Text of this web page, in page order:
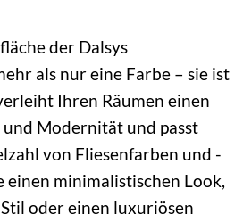
der Dalsys
als nur eine Farbe – sie ist
Ihren Räumen einen
und Modernität und passt
von Fliesenfarben und -
einen minimalistischen Look,
oder einen luxuriösen